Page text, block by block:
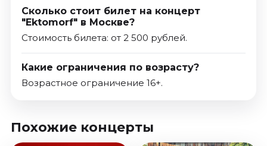
Сколько стоит билет на концерт
"Ektomorf" в Москве?
Стоимость билета: от 2 500 рублей.
Какие ограничения по возрасту?
Возрастное ограничение 16+.
Похожие концерты